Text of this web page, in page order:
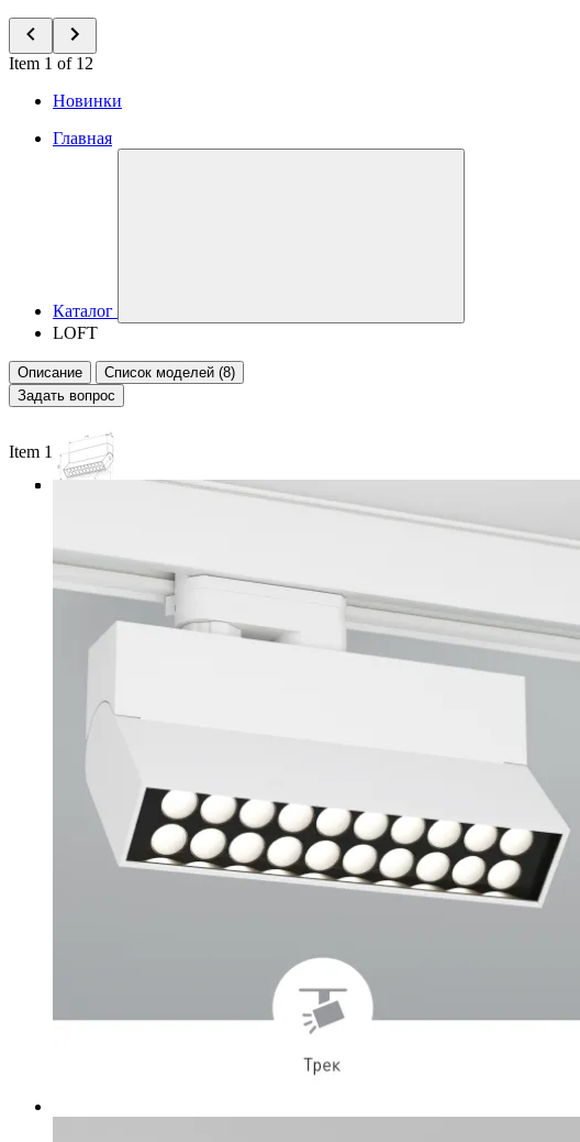
Item 1 of 12
Новинки
Главная
Каталог
LOFT
Описание
Список моделей (8)
Задать вопрос
Item 1 of 4